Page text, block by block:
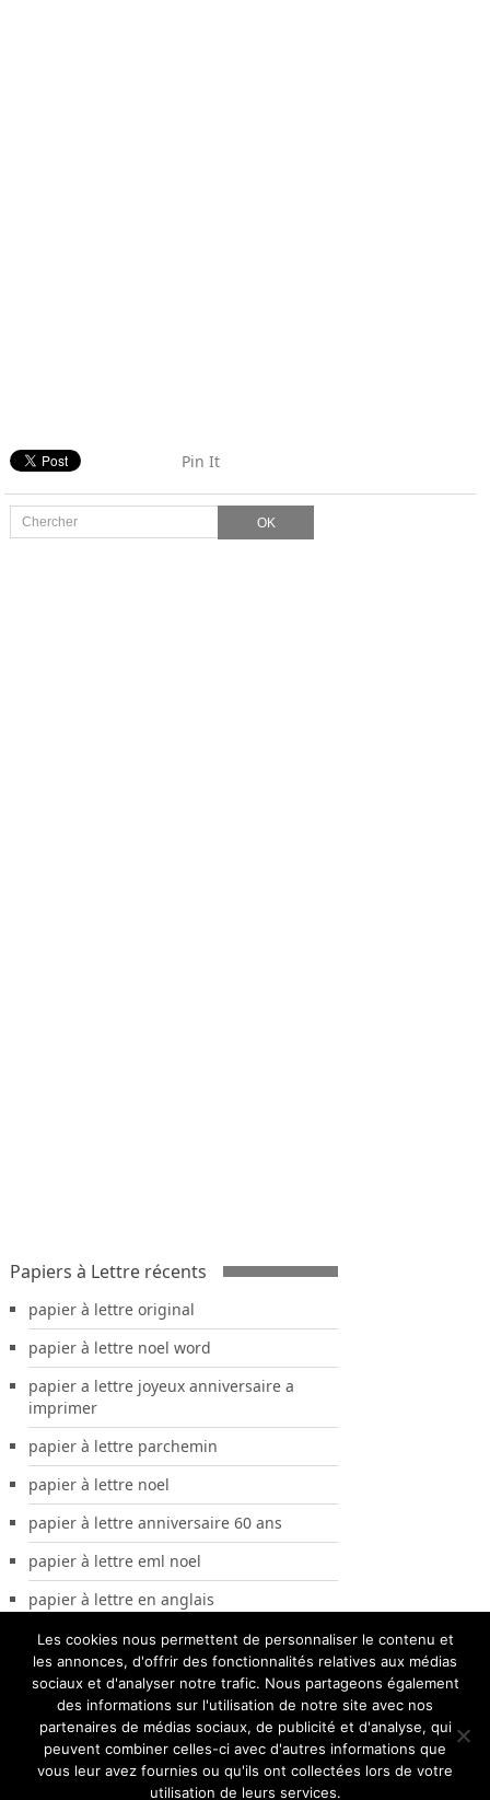
Pin It
Papiers à Lettre récents
papier à lettre original
papier à lettre noel word
papier a lettre joyeux anniversaire a
imprimer
papier à lettre parchemin
papier à lettre noel
papier à lettre anniversaire 60 ans
papier à lettre eml noel
papier à lettre en anglais
Les cookies nous permettent de personnaliser le contenu et
les annonces, d'offrir des fonctionnalités relatives aux médias
sociaux et d'analyser notre trafic. Nous partageons également
des informations sur l'utilisation de notre site avec nos
partenaires de médias sociaux, de publicité et d'analyse, qui
peuvent combiner celles-ci avec d'autres informations que
vous leur avez fournies ou qu'ils ont collectées lors de votre
utilisation de leurs services.